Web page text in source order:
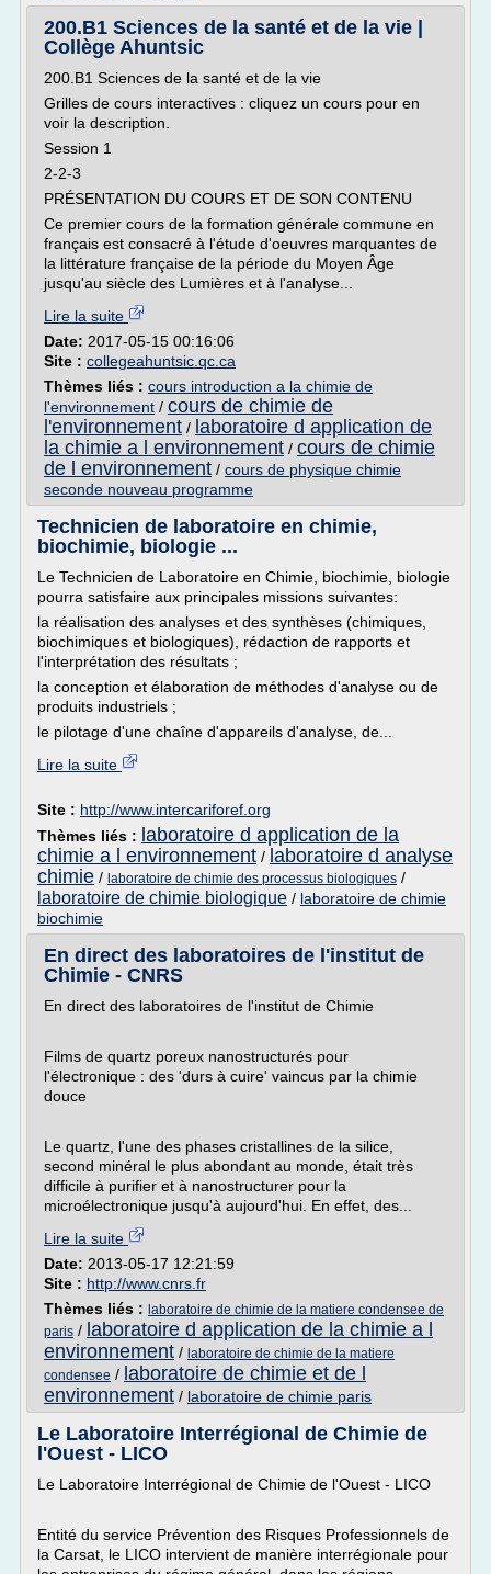
200.B1 Sciences de la santé et de la vie |
Collège Ahuntsic
200.B1 Sciences de la santé et de la vie
Grilles de cours interactives : cliquez un cours pour en
voir la description.
Session 1
2-2-3
PRÉSENTATION DU COURS ET DE SON CONTENU
Ce premier cours de la formation générale commune en
français est consacré à l'étude d'oeuvres marquantes de
la littérature française de la période du Moyen Âge
jusqu'au siècle des Lumières et à l'analyse...
Lire la suite
Date: 2017-05-15 00:16:06
Site : collegeahuntsic.qc.ca
Thèmes liés : cours introduction a la chimie de
l'environnement / cours de chimie de
l'environnement / laboratoire d application de
la chimie a l environnement / cours de chimie
de l environnement / cours de physique chimie
seconde nouveau programme
Technicien de laboratoire en chimie,
biochimie, biologie ...
Le Technicien de Laboratoire en Chimie, biochimie, biologie
pourra satisfaire aux principales missions suivantes:
la réalisation des analyses et des synthèses (chimiques,
biochimiques et biologiques), rédaction de rapports et
l'interprétation des résultats ;
la conception et élaboration de méthodes d'analyse ou de
produits industriels ;
le pilotage d'une chaîne d'appareils d'analyse, de...
Lire la suite
Site : http://www.intercariforef.org
Thèmes liés : laboratoire d application de la
chimie a l environnement / laboratoire d analyse
chimie / laboratoire de chimie des processus biologiques /
laboratoire de chimie biologique / laboratoire de chimie
biochimie
En direct des laboratoires de l'institut de
Chimie - CNRS
En direct des laboratoires de l'institut de Chimie
Films de quartz poreux nanostructurés pour
l'électronique : des 'durs à cuire' vaincus par la chimie
douce
Le quartz, l'une des phases cristallines de la silice,
second minéral le plus abondant au monde, était très
difficile à purifier et à nanostructurer pour la
microélectronique jusqu'à aujourd'hui. En effet, des...
Lire la suite
Date: 2013-05-17 12:21:59
Site : http://www.cnrs.fr
Thèmes liés : laboratoire de chimie de la matiere condensee de
paris / laboratoire d application de la chimie a l
environnement / laboratoire de chimie de la matiere
condensee / laboratoire de chimie et de l
environnement / laboratoire de chimie paris
Le Laboratoire Interrégional de Chimie de
l'Ouest - LICO
Le Laboratoire Interrégional de Chimie de l'Ouest - LICO
Entité du service Prévention des Risques Professionnels de
la Carsat, le LICO intervient de manière interrégionale pour